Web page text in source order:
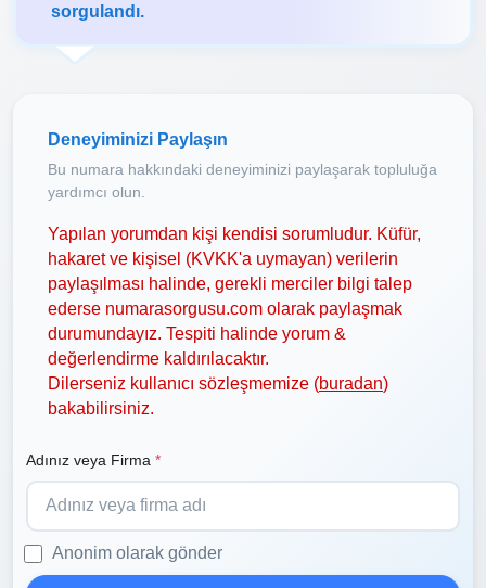
sorgulandı.
Deneyiminizi Paylaşın
Bu numara hakkındaki deneyiminizi paylaşarak topluluğa
yardımcı olun.
Yapılan yorumdan kişi kendisi sorumludur. Küfür,
hakaret ve kişisel (KVKK'a uymayan) verilerin
paylaşılması halinde, gerekli merciler bilgi talep
ederse numarasorgusu.com olarak paylaşmak
durumundayız. Tespiti halinde yorum &
değerlendirme kaldırılacaktır.
Dilerseniz kullanıcı sözleşmemize (buradan)
bakabilirsiniz.
Adınız veya Firma *
Anonim olarak gönder